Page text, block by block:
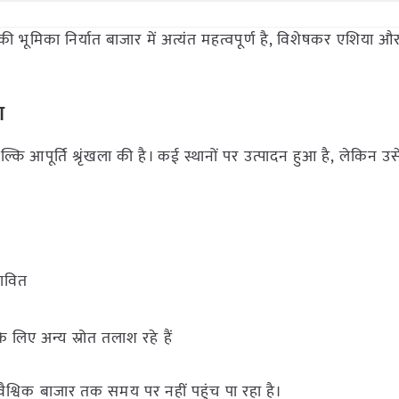
निर्यात बाजार में अत्यंत महत्वपूर्ण है, विशेषकर एशिया
आपूर्ति श्रृंखला की है। कई स्थानों पर उत्पादन हुआ है, लेकिन उसे
अन्य स्रोत तलाश रहे हैं
बाजार तक समय पर नहीं पहुंच पा रहा है।